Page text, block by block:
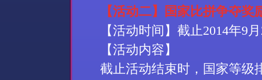
【活动二】国家比拼争夺奖
【活动时间】截止2014年9 月
【活动内容】
截止活动结束时，国家等级